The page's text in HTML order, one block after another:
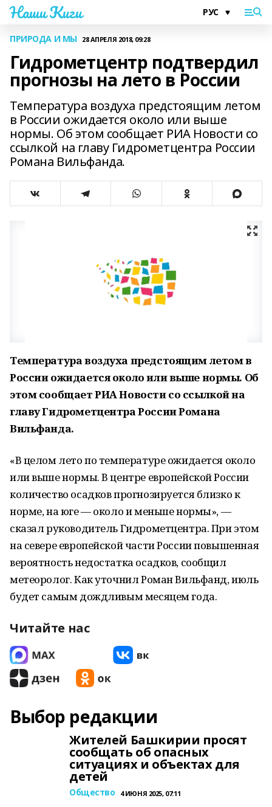
Наши Киги
ПРИРОДА И МЫ 28 АПРЕЛЯ 2018, 09:28
Гидрометцентр подтвердил
прогнозы на лето в России
Температура воздуха предстоящим летом
в России ожидается около или выше
нормы. Об этом сообщает РИА Новости со
ссылкой на главу Гидрометцентра России
Романа Вильфанда.
Температура воздуха предстоящим летом в
России ожидается около или выше нормы. Об
этом сообщает РИА Новости со ссылкой на
главу Гидрометцентра России Романа
Вильфанда.
«В целом лето по температуре ожидается около
или выше нормы​​​. В центре европейской России
количество осадков прогнозируется близко к
норме, на юге — около и меньше нормы», —
сказал руководитель Гидрометцентра. При этом
на севере европейской части России повышенная
вероятность недостатка осадков, сообщил
метеоролог. Как уточнил Роман Вильфанд, июль
будет самым дождливым месяцем года.
Читайте нас
Выбор редакции
Жителей Башкирии просят
сообщать об опасных
ситуациях и объектах для
детей
Общество 4 ИЮНЯ 2025, 07:11